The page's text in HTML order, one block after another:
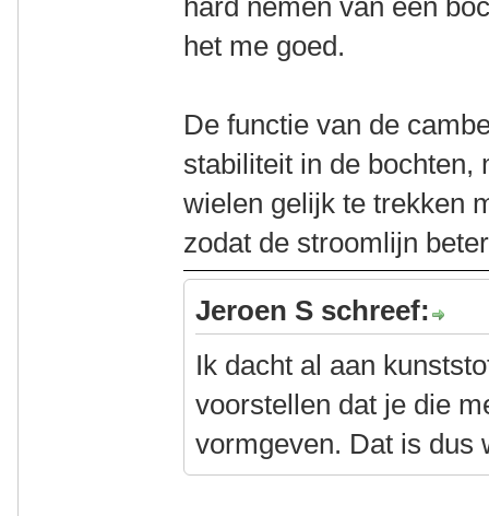
het me goed.
De functie van de
stabiliteit in de bochten,
wielen gelijk te trekken
zodat de stroomlijn
Jeroen S schreef:
Ik dacht al aan
voorstellen dat je die
vormgeven. Dat is dus